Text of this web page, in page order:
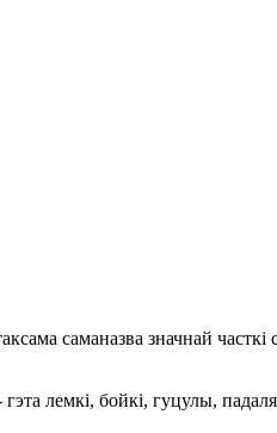
саманазва значнай часткі
лемкі, бойкі, гуцулы,